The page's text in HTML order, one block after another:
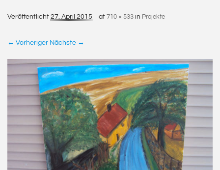
Veröffentlicht 27. April 2015 at 710 × 533 in Projekte
← Vorheriger Nächste →